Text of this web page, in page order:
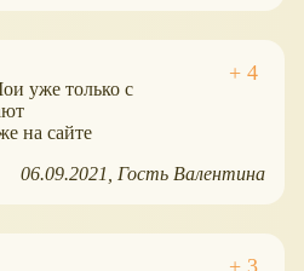
уже только с
на сайте
06.09.2021 Гость Валентина